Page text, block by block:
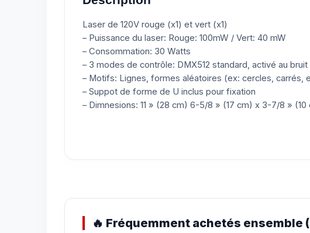
Laser de 120V rouge (x1) et vert (x1)
– Puissance du laser: Rouge: 100mW / Vert: 40 mW
– Consommation: 30 Watts
– 3 modes de contrôle: DMX512 standard, activé au
– Motifs: Lignes, formes aléatoires (ex: cercles, carrés,
– Suppot de forme de U inclus pour fixation
– Dimnesions: 11 » (28 cm) 6-5/8 » (17 cm) x 3-7/8 » (10
🔥 Fréquemment achetés